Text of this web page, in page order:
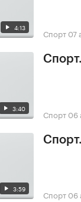
4:13 Спорт 07
3:40 Спорт 06
3:59 Спорт 06